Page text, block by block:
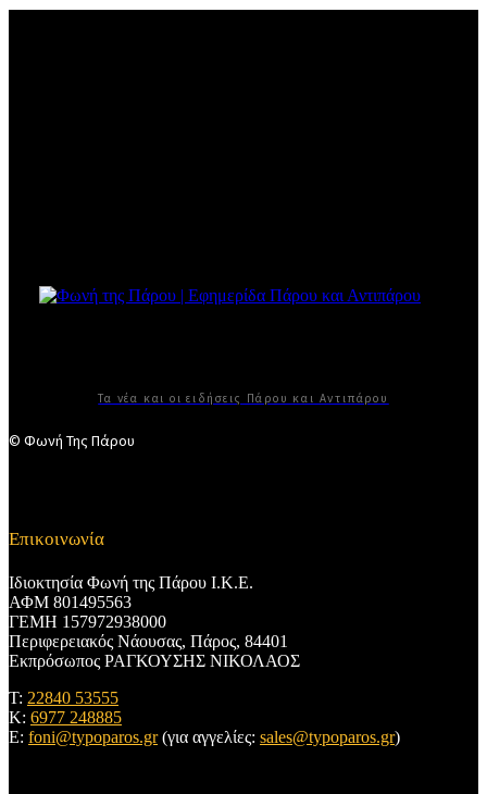
Τα νέα και οι ειδήσεις Πάρου και Αντιπάρου
© Φωνή Της Πάρου
Επικοινωνία
Ιδιοκτησία Φωνή της Πάρου Ι.Κ.Ε.
ΑΦΜ 801495563
ΓΕΜΗ 157972938000
Περιφερειακός Νάουσας, Πάρος, 84401
Εκπρόσωπος ΡΑΓΚΟΥΣΗΣ ΝΙΚΟΛΑΟΣ
T: 22840 53555
Κ: 6977 248885
E: foni@typoparos.gr(για αγγελίες: sales@typoparos.gr)